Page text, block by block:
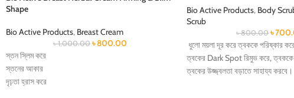
Shape
Bio Active Products, Breast Cream
৳1,000.00 ৳800.00
স্তন স্লিম করে
স্তনের আকার
দৃঢ়তা হ্রাস করে
Bio Active Products, Body
Scrub
৳800.00 ৳
ধুলো ময়লা দূর করে ত্বককে পরিষ্কার
ত্বকের Dark Spot রিমুভ করে, ত্বককে
ত্বকের উজ্জ্বলতা বড়াতে সাহায্য করবে।